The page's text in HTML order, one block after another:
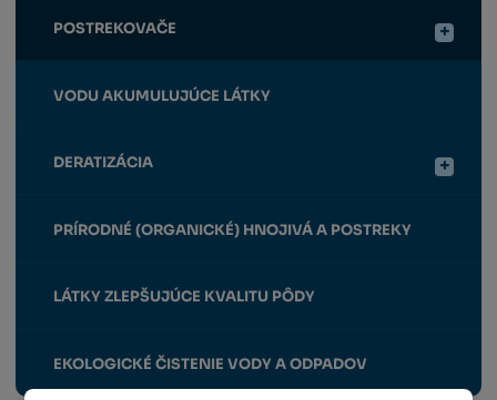
POSTREKOVAČE
VODU AKUMULUJÚCE LÁTKY
DERATIZÁCIA
PRÍRODNÉ (ORGANICKÉ) HNOJIVÁ A POSTREKY
LÁTKY ZLEPŠUJÚCE KVALITU PÔDY
EKOLOGICKÉ ČISTENIE VODY A ODPADOV